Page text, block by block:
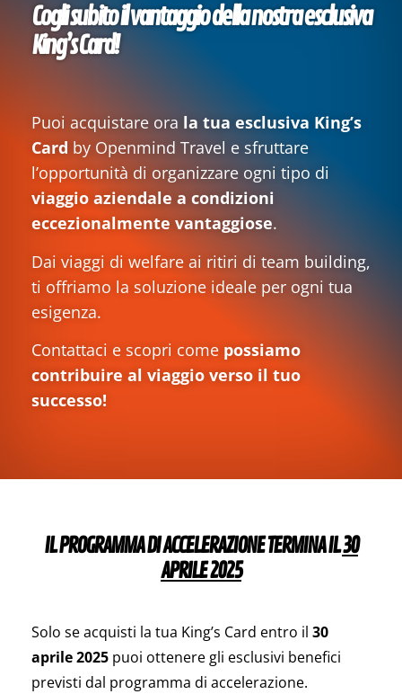
Cogli subito il vantaggio della nostra esclusiva
King’s Card!
Puoi acquistare ora la tua esclusiva King’s
Card by Openmind Travel e sfruttare
l’opportunità di organizzare ogni tipo di
viaggio aziendale a condizioni
eccezionalmente vantaggiose.
Dai viaggi di welfare ai ritiri di team building,
ti offriamo la soluzione ideale per ogni tua
esigenza.
Contattaci e scopri come possiamo
contribuire al viaggio verso il tuo
successo!
IL PROGRAMMA DI ACCELERAZIONE TERMINA IL30
APRILE 2025
Solo se acquisti la tua King’s Card entro il 30
aprile 2025 puoi ottenere gli esclusivi benefici
previsti dal programma di accelerazione.